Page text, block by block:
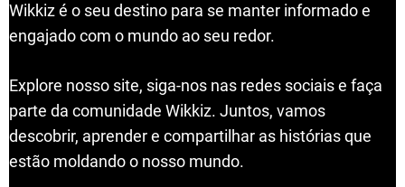
Wikkiz é o seu destino para se manter informado e
engajado com o mundo ao seu redor.
Explore nosso site, siga-nos nas redes sociais e faça
parte da comunidade Wikkiz. Juntos, vamos
descobrir, aprender e compartilhar as histórias que
estão moldando o nosso mundo.